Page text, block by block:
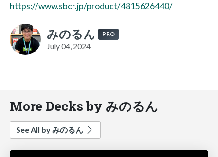
https://www.sbcr.jp/product/4815626440/
みのるん PRO
July 04, 2024
More Decks by みのるん
See All by みのるん